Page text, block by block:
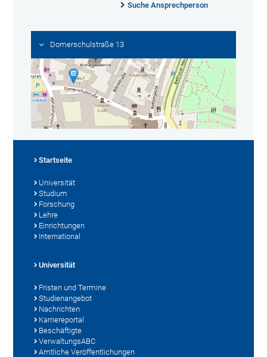
Suche Ansprechperson
Domerschulstraße 13
Startseite
Universität
Studium
Forschung
Lehre
Einrichtungen
International
Universität
Fristen und Termine
Studienangebot
Nachrichten
Karriereportal
Beschäftigte
VerwaltungsABC
Amtliche Veröffentlichungen